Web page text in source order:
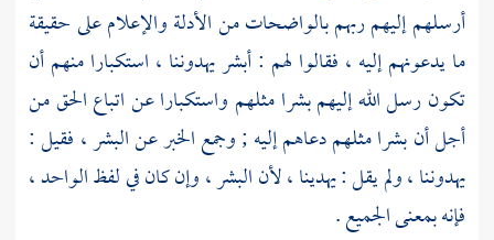
أرسلهم إليهم ربهم بالواضحات من الأدلة والإعلام على حقيقة
ما يدعونهم إليه ، فقالوا لهم : أبشر يهدوننا ، استكبارا منهم أن
تكون رسل الله إليهم بشرا مثلهم واستكبارا عن اتباع الحق من
أجل أن بشرا مثلهم دعاهم إليه ; وجمع الخبر عن البشر ، فقيل :
يهدوننا ، ولم يقل : يهدينا ، لأن البشر ، وإن كان في لفظ الواحد ،
فإنه بمعنى الجميع .